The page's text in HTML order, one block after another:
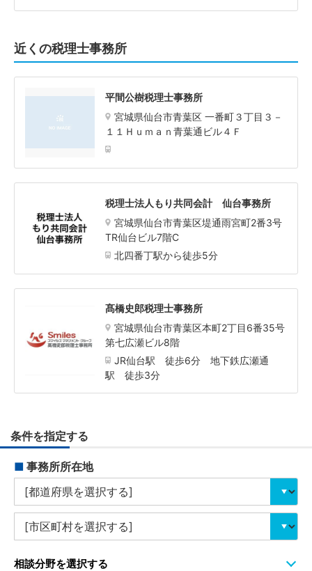
近くの税理士事務所
平間公樹税理士事務所
宮城県仙台市青葉区 一番町３丁目３－
１１Ｈｕｍａｎ青葉通ビル４Ｆ
税理士法人もり共同会計 仙台事務所
宮城県仙台市青葉区堤通雨宮町2番3号
TR仙台ビル7階C
北四番丁駅から徒歩5分
髙橋史郎税理士事務所
宮城県仙台市青葉区本町2丁目6番35号
第七広瀬ビル8階
JR仙台駅 徒歩6分 地下鉄広瀬通
駅 徒歩3分
条件を指定する
■ 事務所所在地
相談分野を選択する